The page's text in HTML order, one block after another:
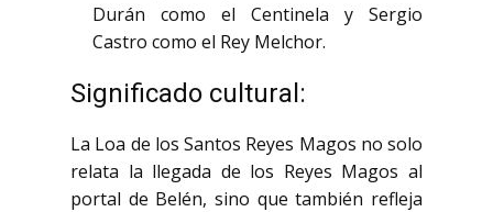
Durán como el Centinela y Sergio
Castro como el Rey Melchor.
Significado cultural:
La Loa de los Santos Reyes Magos no solo
relata la llegada de los Reyes Magos al
portal de Belén, sino que también refleja